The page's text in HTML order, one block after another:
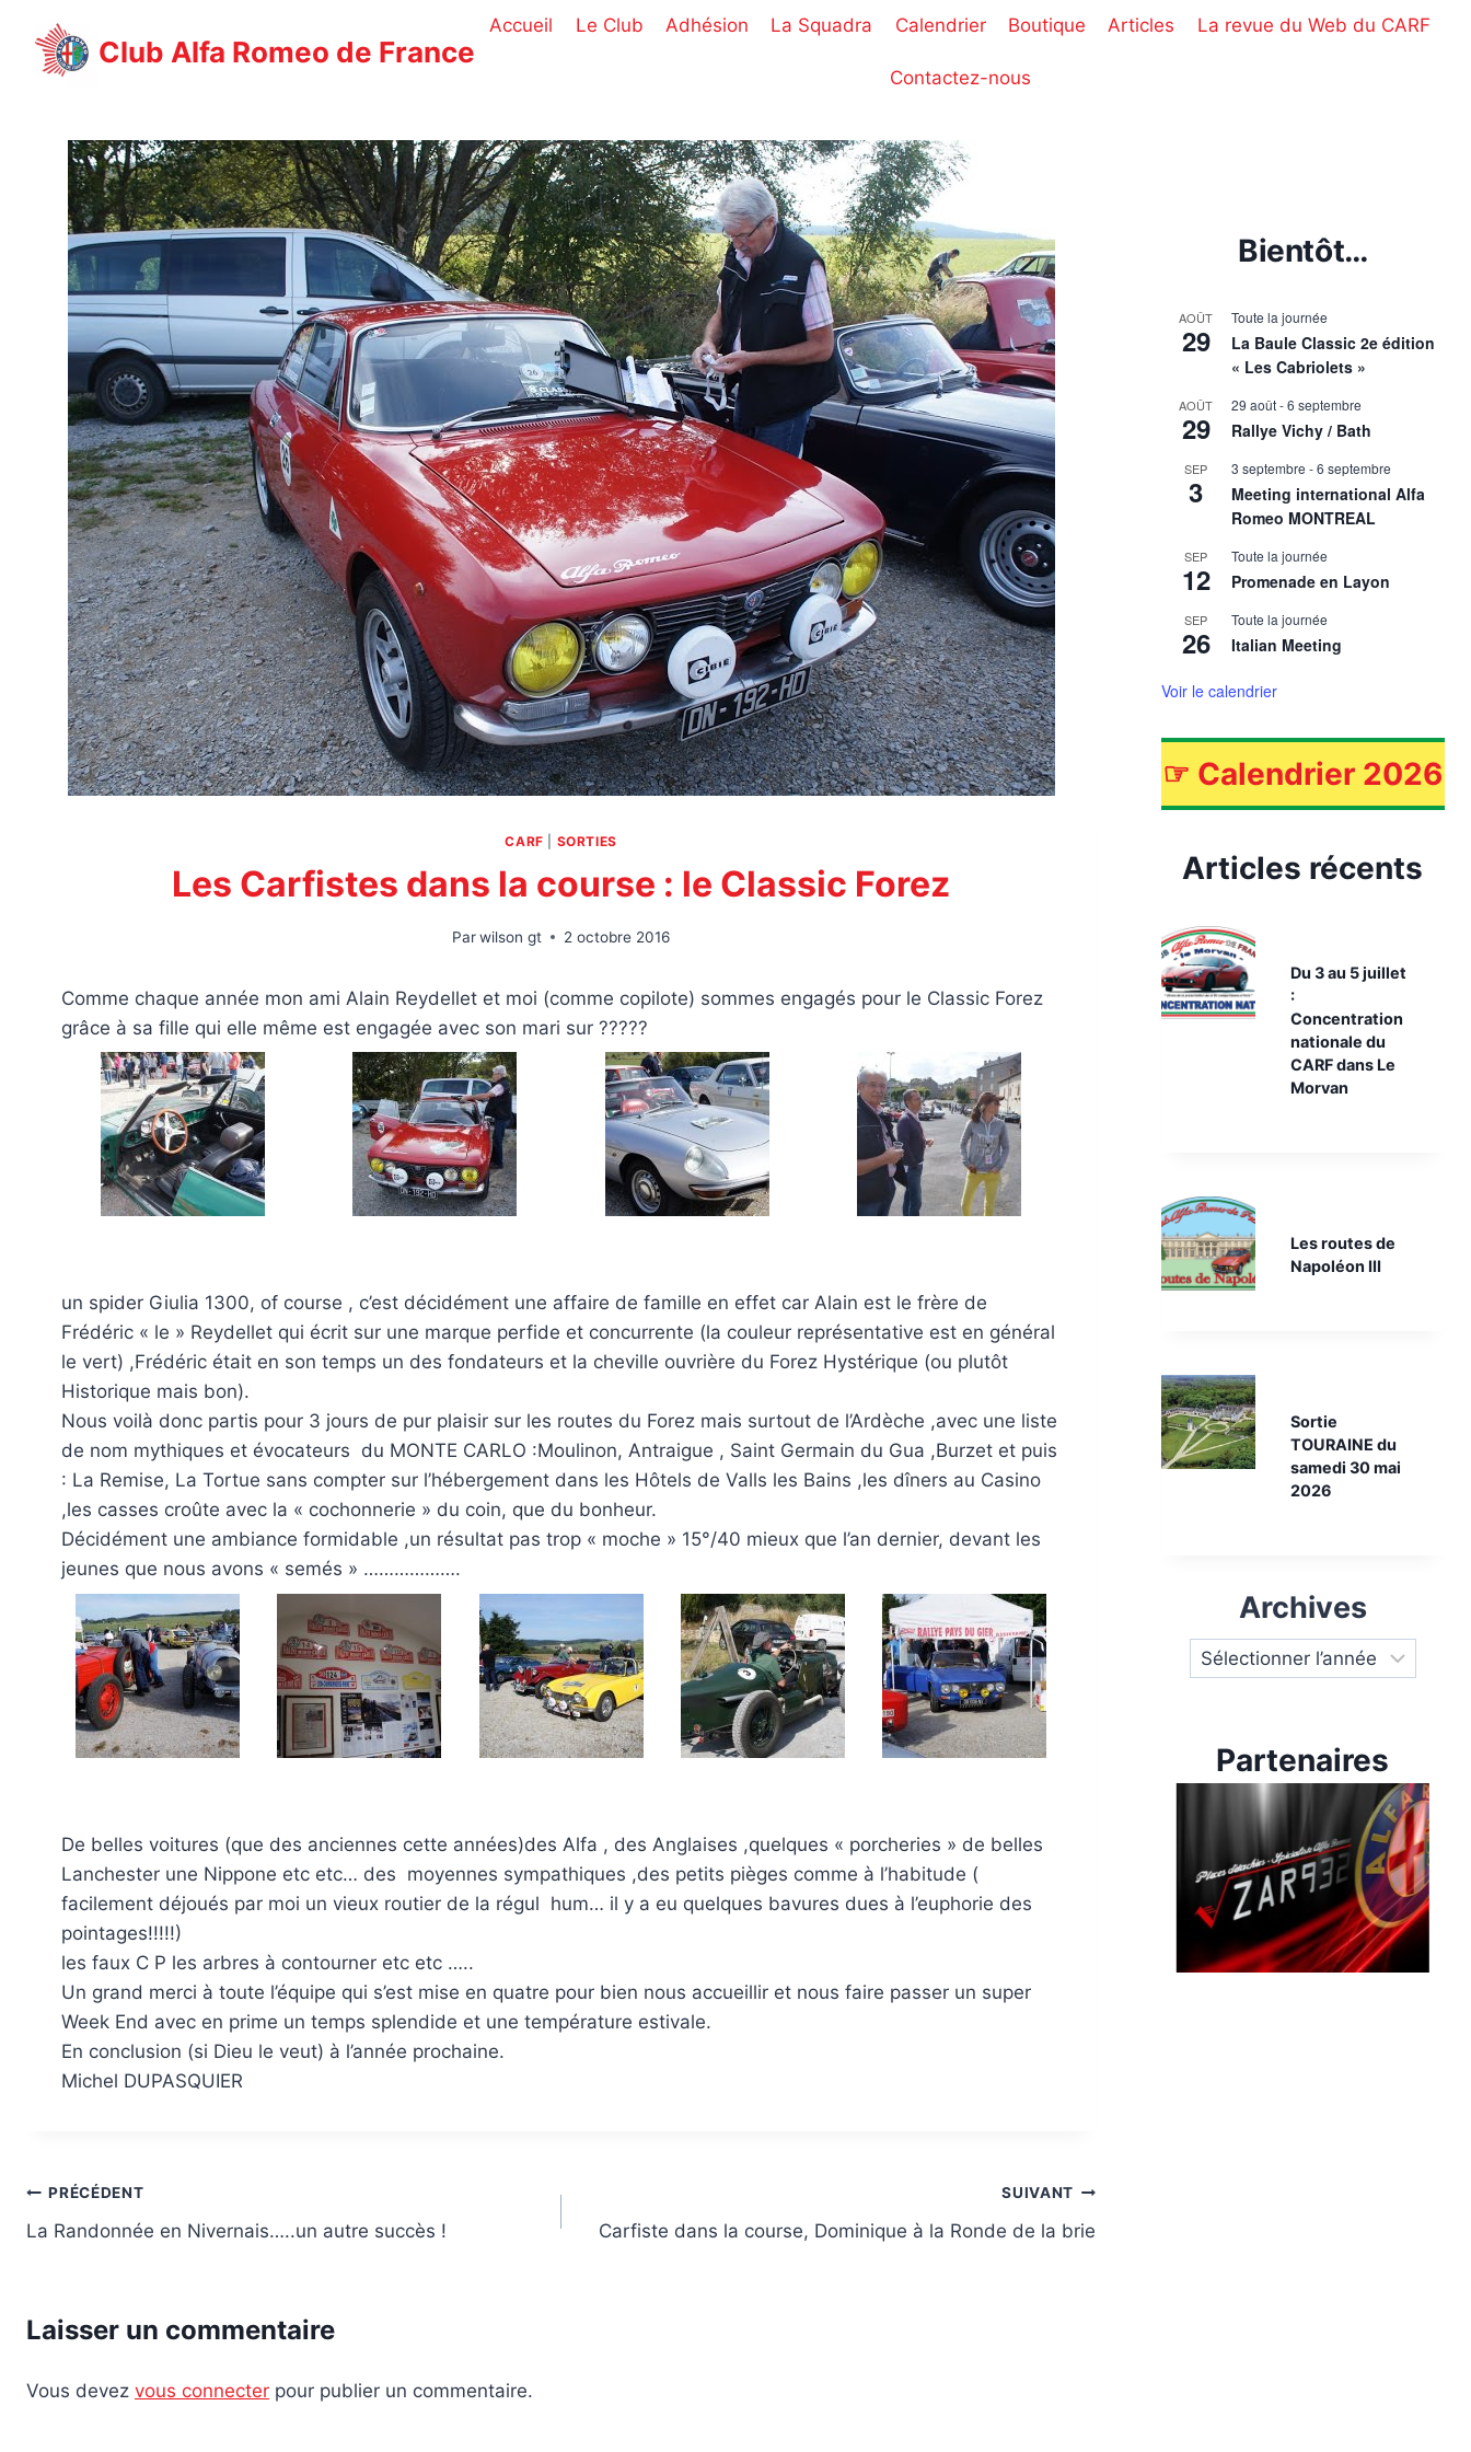
contenu
Club Alfa Romeo de France
Accueil Le Club Adhésion La Squadra Calendrier Boutique Articles La revue du Web du CARF
Contactez-nous
CARF SORTIES
Les Carfistes dans la course : le Classic Forez
Par wilson gt 2 octobre 2016
Comme chaque année mon ami Alain Reydellet et moi (comme copilote) sommes engagés pour le Classic Forez
grâce à sa fille qui elle même est engagée avec son mari sur ?????
un spider Giulia 1300, of course , c’est décidément une affaire de famille en effet car Alain est le frère de
Frédéric « le » Reydellet qui écrit sur une marque perfide et concurrente (la couleur représentative est en général
le vert) ,Frédéric était en son temps un des fondateurs et la cheville ouvrière du Forez Hystérique (ou plutôt
Historique mais bon).
Nous voilà donc partis pour 3 jours de pur plaisir sur les routes du Forez mais surtout de l’Ardèche ,avec une liste
de nom mythiques et évocateurs du MONTE CARLO :Moulinon, Antraigue , Saint Germain du Gua ,Burzet et puis
: La Remise, La Tortue sans compter sur l’hébergement dans les Hôtels de Valls les Bains ,les dîners au Casino
,les casses croûte avec la « cochonnerie » du coin, que du bonheur.
Décidément une ambiance formidable ,un résultat pas trop « moche » 15°/40 mieux que l’an dernier, devant les
jeunes que nous avons « semés » ……………….
De belles voitures (que des anciennes cette années)des Alfa , des Anglaises ,quelques « porcheries » de belles
Lanchester une Nippone etc etc… des moyennes sympathiques ,des petits pièges comme à l’habitude (
facilement déjoués par moi un vieux routier de la régul hum… il y a eu quelques bavures dues à l’euphorie des
pointages!!!!!)
les faux C P les arbres à contourner etc etc …..
Un grand merci à toute l’équipe qui s’est mise en quatre pour bien nous accueillir et nous faire passer un super
Week End avec en prime un temps splendide et une température estivale.
En conclusion (si Dieu le veut) à l’année prochaine.
Michel DUPASQUIER
Navigation
de
PRÉCÉDENT
La Randonnée en Nivernais…..un autre succès !
SUIVANT
Carfiste dans la course, Dominique à la Ronde de la brie
Laisser un commentaire
Vous devez vous connecter pour publier un commentaire.
Bientôt…
AOÛT
29
Toute la journée
La Baule Classic 2e édition
« Les Cabriolets »
AOÛT
29
29 août-6 septembre
Rallye Vichy / Bath
SEP
3
3 septembre -6 septembre
Meeting international Alfa
Romeo MONTREAL
SEP
12
Toute la journée
Promenade en Layon
SEP
26
Toute la journée
Italian Meeting
Voir le calendrier
☞ Calendrier 2026
Articles récents
Du 3 au 5 juillet
:
Concentration
nationale du
CARF dans Le
Morvan
Les routes de
Napoléon III
Sortie
TOURAINE du
samedi 30 mai
2026
Archives
Partenaires